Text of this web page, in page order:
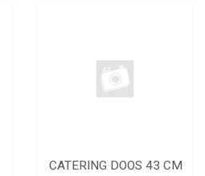
CATERING DOOS 43 CM